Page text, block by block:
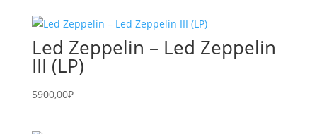
Led Zeppelin – Led Zeppelin
III (LP)
5900,00₽